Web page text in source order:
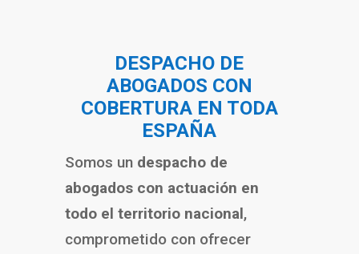
DESPACHO DE
ABOGADOS CON
COBERTURA EN TODA
ESPAÑA
Somos un despacho de
abogados con actuación en
todo el territorio nacional,
comprometido con ofrecer